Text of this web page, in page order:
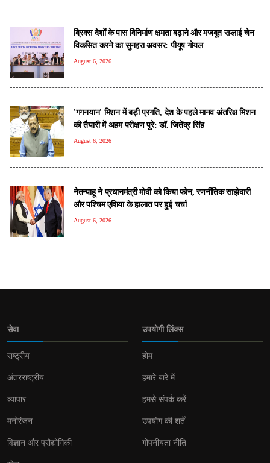
ब्रिक्स देशों के पास विनिर्माण क्षमता बढ़ाने और मजबूत सप्लाई चेन
विकसित करने का सुनहरा अवसर: पीयूष गोयल
August 6, 2026
'गगनयान' मिशन में बड़ी प्रगति, देश के पहले मानव अंतरिक्ष मिशन
की तैयारी में अहम परीक्षण पूरे: डॉ. जितेंद्र सिंह
August 6, 2026
नेतन्याहू ने प्रधानमंत्री मोदी को क‍िया फोन, रणनीतिक साझेदारी
और पश्चिम एशिया के हालात पर हुई चर्चा
August 6, 2026
सेवा
राष्ट्रीय
अंतरराष्ट्रीय
व्यापार
मनोरंजन
विज्ञान और प्रौद्योगिकी
उपयोगी लिंक्स
होम
हमारे बारे में
हमसे संपर्क करें
उपयोग की शर्तें
गोपनीयता नीति